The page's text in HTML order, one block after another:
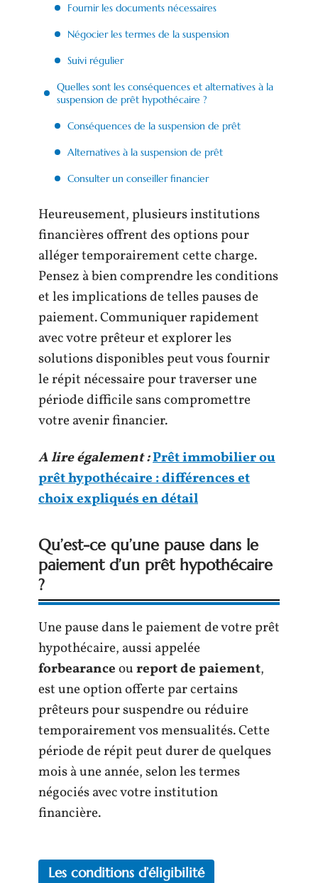
Fournir les documents nécessaires
Négocier les termes de la suspension
Suivi régulier
Quelles sont les conséquences et alternatives à la
suspension de prêt hypothécaire ?
Conséquences de la suspension de prêt
Alternatives à la suspension de prêt
Consulter un conseiller financier
Heureusement, plusieurs institutions
financières offrent des options pour
alléger temporairement cette charge.
Pensez à bien comprendre les conditions
et les implications de telles pauses de
paiement. Communiquer rapidement
avec votre prêteur et explorer les
solutions disponibles peut vous fournir
le répit nécessaire pour traverser une
période difficile sans compromettre
votre avenir financier.
A lire également :Prêt immobilier ou
prêt hypothécaire : différences et
choix expliqués en détail
Qu’est-ce qu’une pause dans le
paiement d’un prêt hypothécaire
?
Une pause dans le paiement de votre prêt
hypothécaire, aussi appelée
forbearanceoureport de paiement,
est une option offerte par certains
prêteurs pour suspendre ou réduire
temporairement vos mensualités. Cette
période de répit peut durer de quelques
mois à une année, selon les termes
négociés avec votre institution
financière.
Les conditions d’éligibilité